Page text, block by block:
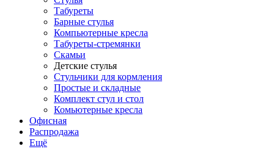
Табуреты
Барные стулья
Компьютерные кресла
Табуреты-стремянки
Скамьи
Детские стулья
Стульчики для кормления
Простые и складные
Комплект стул и стол
Комьютерные кресла
Офисная
Распродажа
Eщё